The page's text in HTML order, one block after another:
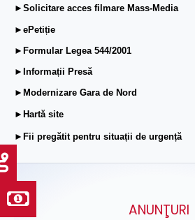
►Solicitare acces filmare Mass-Media
►ePetiție
►Formular Legea 544/2001
►Informații Presă
►Modernizare Gara de Nord
►Hartă site
►Fii pregătit pentru situații de urgență
ANUNŢURI